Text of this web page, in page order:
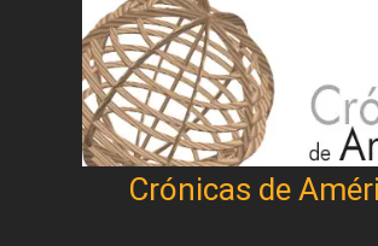
Crónicas de